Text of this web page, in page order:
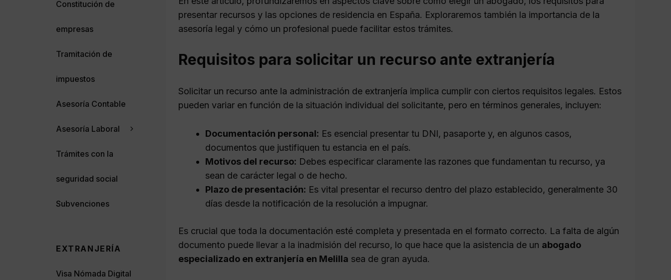
presentar recursos y las opciones de residencia en España. Exploraremos también la importancia de la
asesoría legal y cómo un profesional puede facilitar estos trámites.
Requisitos para solicitar un recurso ante extranjería
Solicitar un recurso ante la administración de extranjería implica cumplir con ciertos requisitos legales. Estos
pueden variar en función de la situación individual del solicitante, pero en términos generales, incluyen:
Documentación personal: Es esencial presentar tu DNI, pasaporte y, en algunos casos,
documentos que justifiquen tu estancia en el país.
Motivos del recurso: Debes especificar claramente las razones que fundamentan tu recurso, ya
sean de carácter legal o de hecho.
Plazo de presentación: Es vital presentar el recurso dentro del plazo establecido, generalmente 30
días desde la notificación de la resolución a impugnar.
Es crucial que toda la documentación esté completa y presentada en el formato correcto. La falta de algún
documento puede llevar a la inadmisión del recurso, lo que hace que la asistencia de un abogado
especializado en extranjería en Melilla sea de gran ayuda.
Constitución de
empresas
Tramitación de
impuestos
Asesoría Contable
Asesoría Laboral
Trámites con la
seguridad social
Subvenciones
EXTRANJERÍA
Visa Nómada Digital